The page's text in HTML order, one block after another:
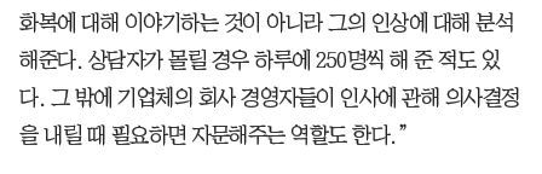
화복에 대해 이야기하는 것이 아니라 그의 인상에 대해 분석
해준다. 상담자가 몰릴 경우 하루에 250명씩 해 준 적도 있
다. 그 밖에 기업체의 회사 경영자들이 인사에 관해 의사결정
을 내릴 때 필요하면 자문해주는 역할도 한다.”